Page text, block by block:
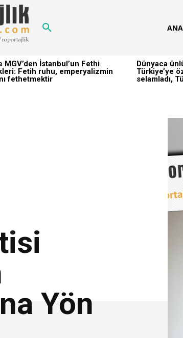
MGV’den İstanbul’un Fethi
Fetih ruhu, emperyalizmin
fethetmektir
Dünyaca
Türkiye’ye
selamladı,
Yön